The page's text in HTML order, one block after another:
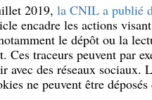
2019, la CNIL a publié
encadre les actions
le dépôt ou la
Ces traceurs peuvent par
avec des réseaux sociaux.
ne peuvent être